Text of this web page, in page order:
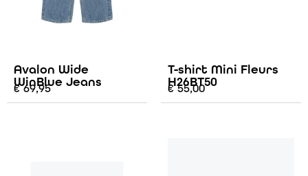
Avalon Wide
WinBlue Jeans
€69,95
T-shirt Mini Fleurs
H26BT50
€55,00